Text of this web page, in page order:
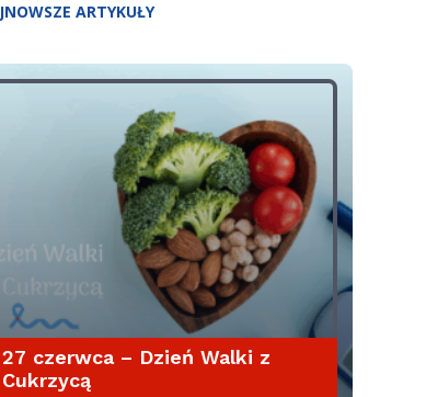
ARTYKUŁY
27 czerwca – Dzień Walki z
Cukrzycą